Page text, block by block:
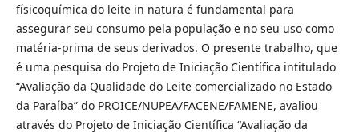
físicoquímica do leite in natura é fundamental para
assegurar seu consumo pela população e no seu uso como
matéria-prima de seus derivados. O presente trabalho, que
é uma pesquisa do Projeto de Iniciação Científica intitulado
“Avaliação da Qualidade do Leite comercializado no Estado
da Paraíba” do PROICE/NUPEA/FACENE/FAMENE, avaliou
através do Projeto de Iniciação Científica “Avaliação da